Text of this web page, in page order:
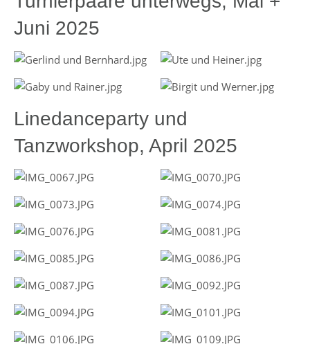
Juni 2025
Linedanceparty und
Tanzworkshop, April 2025